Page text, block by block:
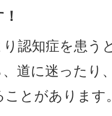
認知症を患う
道に迷ったり
ことがあります